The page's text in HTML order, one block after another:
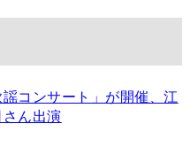
コンサート」が開催、江
さん出演